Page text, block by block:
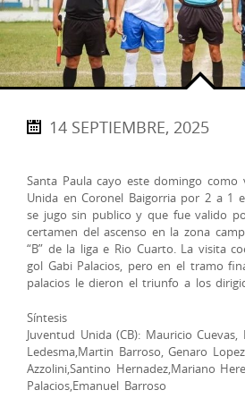
14 SEPTIEMBRE, 2025
Santa Paula cayo este domingo como
Unida en Coronel Baigorria por 2 a 1
se jugo sin publico y que fue valido
certamen del ascenso en la zona
“B” de la liga e Rio Cuarto. La visita
gol Gabi Palacios, pero en el tramo
palacios le dieron el triunfo a los
Síntesis
Juventud Unida (CB): Mauricio
Ledesma,Martin Barroso, Genaro
Azzolini,Santino Hernadez,Mariano
Palacios,Emanuel Barroso